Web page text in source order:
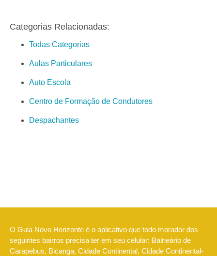
Categorias Relacionadas:
Todas Categorias
Aulas Particulares
Auto Escola
Centro de Formação de Condutores
Despachantes
O Guia Novo Horizonte é o aplicativo que todo morador dos
seguintes bairros precisa ter em seu celular: Balneário de
Carapebus, Bicanga, Cidade Continental, Cidade Continental-